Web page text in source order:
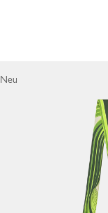
Neu